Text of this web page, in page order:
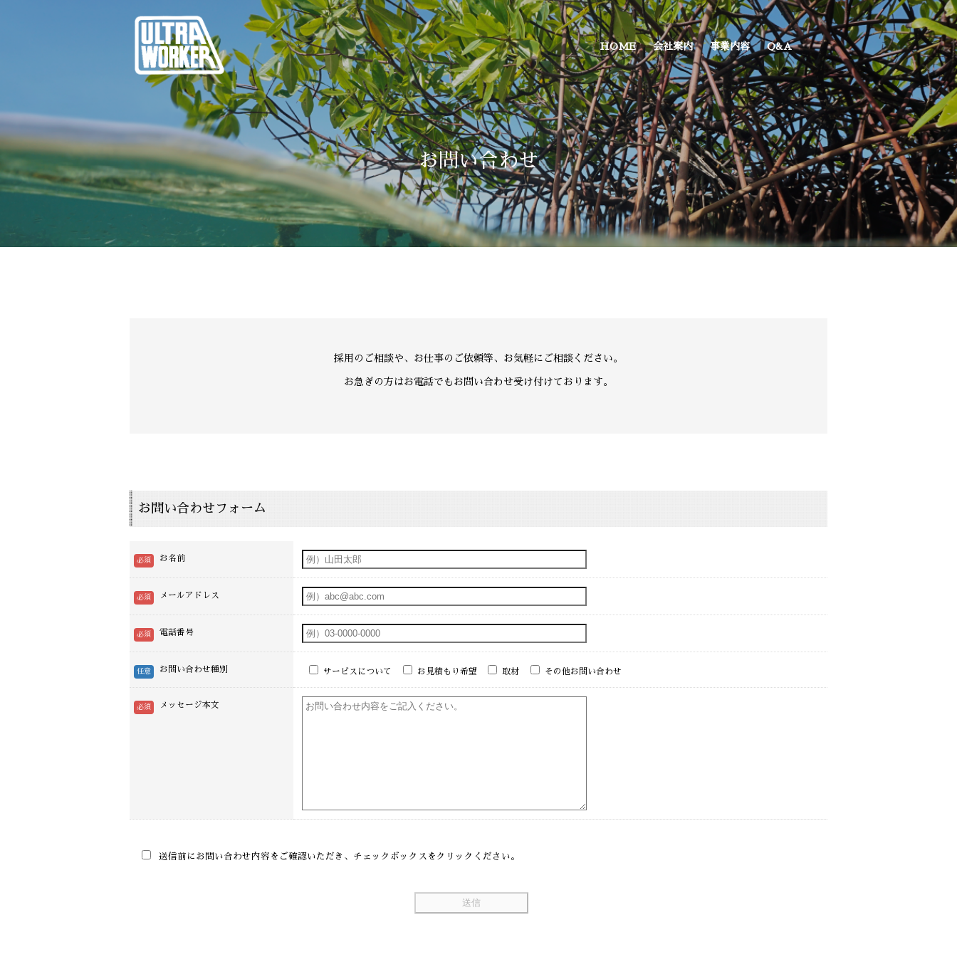
HOME 会社案内 事業内容 Q&A
お問い合わせ
採用のご相談や、お仕事のご依頼等、お気軽にご相談ください。
お急ぎの方はお電話でもお問い合わせ受け付けております。
お問い合わせフォーム
お名前
メールアドレス
電話番号
お問い合わせ種別 サービスについて お見積もり希望 取材 その他お問い合わせ
メッセージ本文
送信前にお問い合わせ内容をご確認いただき、チェックボックスをクリックください。